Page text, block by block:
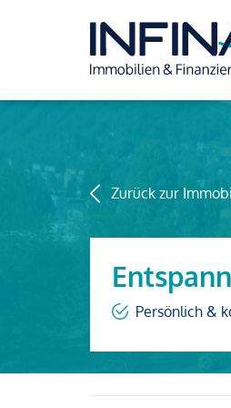
Zurück zur
Persönlich &